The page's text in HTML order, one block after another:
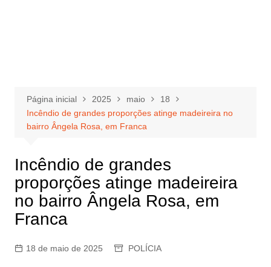
Página inicial 2025 maio
18
Incêndio de grandes proporções atinge madeireira no
bairro Ângela Rosa, em Franca
Incêndio de grandes
proporções atinge madeireira
no bairro Ângela Rosa, em
Franca
18 de maio de 2025 POLÍCIA